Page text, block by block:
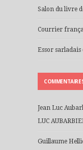
Salon du livre
Courrier
Essor sarladais
Jean Luc
LUC
Guillaume